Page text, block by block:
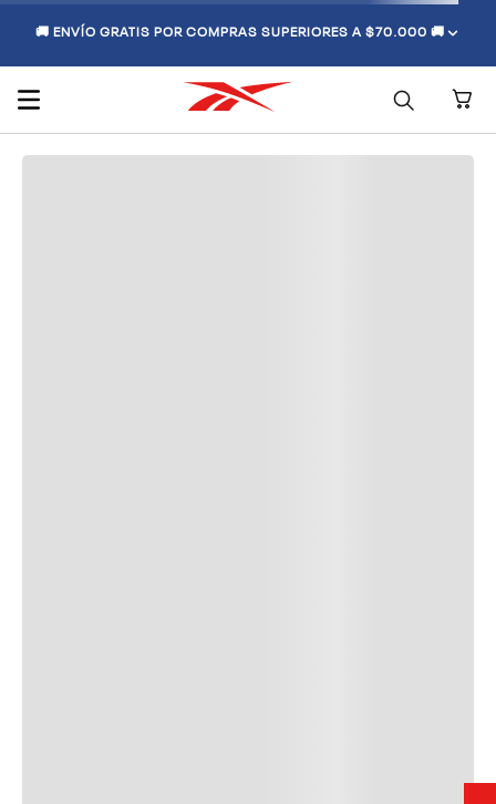
🚚 ENVÍO GRATIS POR COMPRAS SUPERIORES A $70.000 🚚